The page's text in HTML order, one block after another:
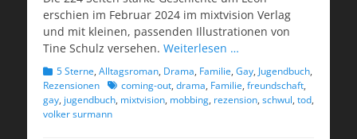
erschien im Februar 2024 im mixtvision Verlag
und mit kleinen, passenden Illustrationen von
Tine Schulz versehen. Weiterlesen …
Kategorien
5 Sterne, Alltagsroman, Drama, Familie, Gay, Jugendbuch,
Rezensionen Schlagworte
coming-out, drama, Familie, freundschaft,
gay, jugendbuch, mixtvision, mobbing, rezension, schwul, tod,
volker surmann